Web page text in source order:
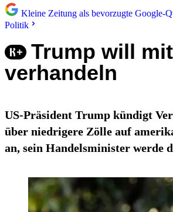
Kleine Zeitung als bevorzugte Google-
Politik
Trump will
verhandeln
US-Präsident Trump kündigt
über niedrigere Zölle auf
an, sein Handelsminister werde